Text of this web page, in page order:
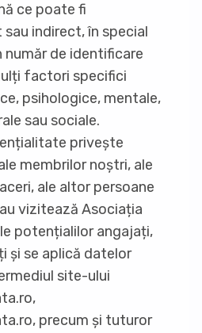
ce poate fi
indirect, în special
număr de identificare
factori specifici
psihologice, mentale,
sau sociale.
privește
membrilor noștri, ale
ale altor persoane
vizitează Asociația
potențialilor angajați,
și se aplică datelor
site-ului
precum și tuturor